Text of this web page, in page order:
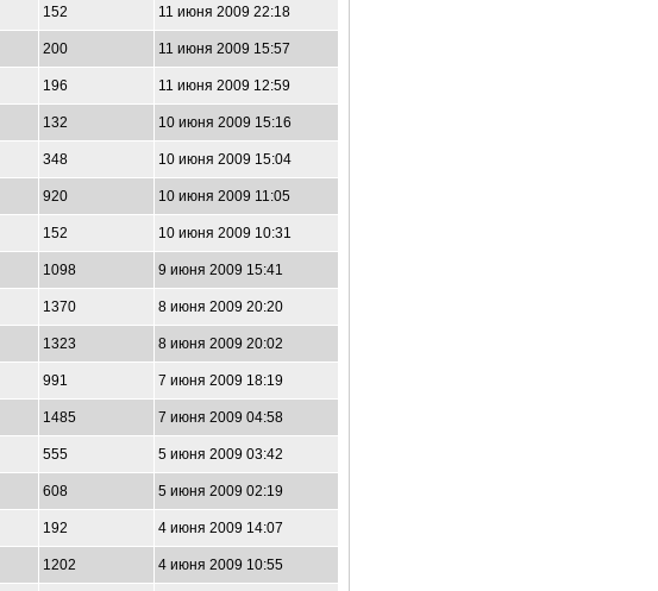
152 11 июня 2009 22:18
200 11 июня 2009 15:57
196 11 июня 2009 12:59
132 10 июня 2009 15:16
348 10 июня 2009 15:04
920 10 июня 2009 11:05
152 10 июня 2009 10:31
1098 9 июня 2009 15:41
1370 8 июня 2009 20:20
1323 8 июня 2009 20:02
991 7 июня 2009 18:19
1485 7 июня 2009 04:58
555 5 июня 2009 03:42
608 5 июня 2009 02:19
192 4 июня 2009 14:07
1202 4 июня 2009 10:55